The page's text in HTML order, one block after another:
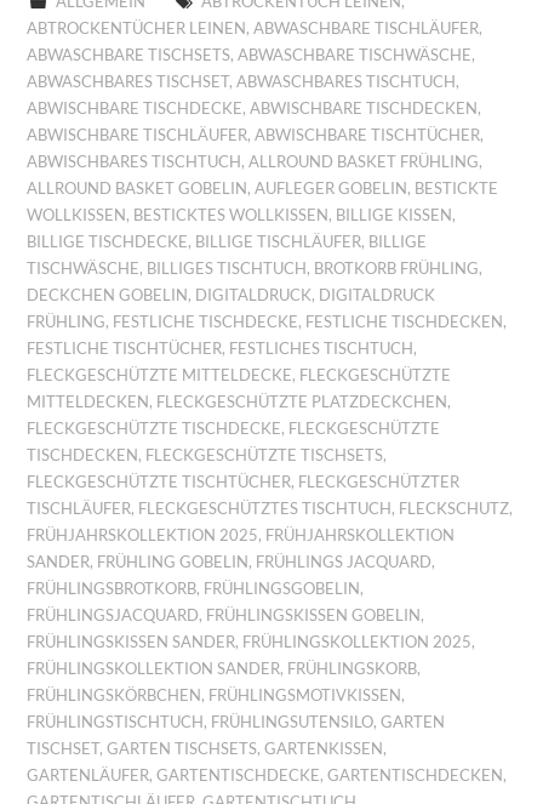
ABTROCKENTÜCHER LEINEN ,ABWASCHBARE TISCHLÄUFER,
ABWASCHBARE TISCHSETS,ABWASCHBARE TISCHWÄSCHE,
ABWASCHBARES TISCHSET,ABWASCHBARES TISCHTUCH ,
ABWISCHBARE TISCHDECKE,ABWISCHBARE TISCHDECKEN ,
ABWISCHBARE TISCHLÄUFER,ABWISCHBARE TISCHTÜCHER,
ABWISCHBARES TISCHTUCH ,ALLROUND BASKET FRÜHLING,
ALLROUND BASKET GOBELIN ,AUFLEGER GOBELIN , BESTICKTE
WOLLKISSEN , BESTICKTES WOLLKISSEN , BILLIGE KISSEN ,
BILLIGE TISCHDECKE, BILLIGE TISCHLÄUFER, BILLIGE
TISCHWÄSCHE, BILLIGES TISCHTUCH , BROTKORB FRÜHLING,
DECKCHEN GOBELIN , DIGITALDRUCK, DIGITALDRUCK
FRÜHLING, FESTLICHE TISCHDECKE, FESTLICHE TISCHDECKEN ,
FESTLICHE TISCHTÜCHER, FESTLICHES TISCHTUCH ,
FLECKGESCHÜTZTE MITTELDECKE, FLECKGESCHÜTZTE
MITTELDECKEN , FLECKGESCHÜTZTE PLATZDECKCHEN ,
FLECKGESCHÜTZTE TISCHDECKE, FLECKGESCHÜTZTE
TISCHDECKEN , FLECKGESCHÜTZTE TISCHSETS,
FLECKGESCHÜTZTE TISCHTÜCHER, FLECKGESCHÜTZTER
TISCHLÄUFER, FLECKGESCHÜTZTES TISCHTUCH , FLECKSCHUTZ,
FRÜHJAHRSKOLLEKTION 2025, FRÜHJAHRSKOLLEKTION
SANDER, FRÜHLING GOBELIN , FRÜHLINGS JACQUARD,
FRÜHLINGSBROTKORB, FRÜHLINGSGOBELIN ,
FRÜHLINGSJACQUARD, FRÜHLINGSKISSEN GOBELIN ,
FRÜHLINGSKISSEN SANDER, FRÜHLINGSKOLLEKTION 2025,
FRÜHLINGSKOLLEKTION SANDER, FRÜHLINGSKORB,
FRÜHLINGSKÖRBCHEN , FRÜHLINGSMOTIVKISSEN ,
FRÜHLINGSTISCHTUCH , FRÜHLINGSUTENSILO,GARTEN
TISCHSET,GARTEN TISCHSETS,GARTENKISSEN ,
GARTENLÄUFER,GARTENTISCHDECKE,GARTENTISCHDECKEN ,